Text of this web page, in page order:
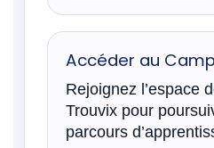
Accéder au
Rejoignez l’espace
Trouvix pour
parcours